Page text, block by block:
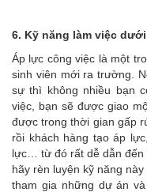
6. Kỹ năng làm việc
Áp lực công việc là một
sinh viên mới ra trường.
sự thì không nhiều bạn
việc, bạn sẽ được giao
được trong thời gian gấp
rồi khách hàng tạo áp
lực… từ đó rất dễ dẫn đến
hãy rèn luyện kỹ năng
tham gia những dự án